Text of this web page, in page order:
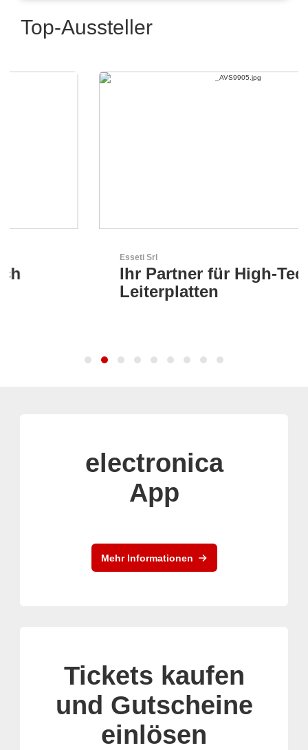
Top-Aussteller
Ihr Partner für High-Tech-
Leiterplatten
electronica
App
Mehr Informationen
Tickets kaufen
und Gutscheine
einlösen